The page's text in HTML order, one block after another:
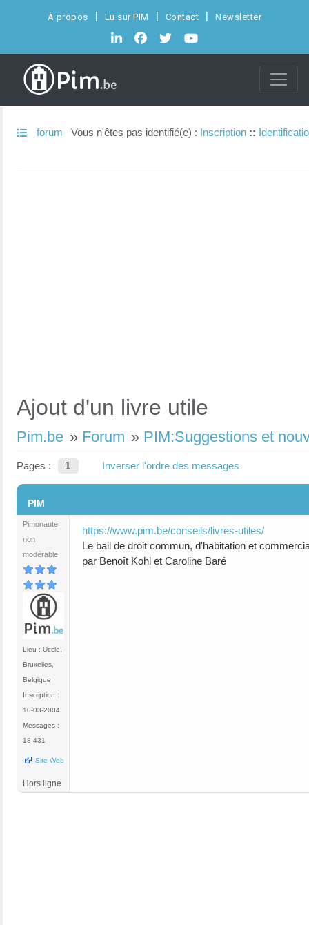
À propos Lu sur PIM Contact Newsletter
forum Vous n'êtes pas identifié(e) : Inscription ::
Ajout d'un livre utile
Pim.be » Forum » PIM:Suggestions et
Pages : 1 Inverser l'ordre des messages
PIM
Pimonaute
non
modérable
Lieu : Uccle,
Bruxelles,
Belgique
Inscription :
10-03-2004
Messages :
18 431
Site Web
https://www.pim.be/conseils/livres-utiles/
Le bail de droit commun, d'habitation et
par Benoît Kohl et Caroline Baré
Hors ligne